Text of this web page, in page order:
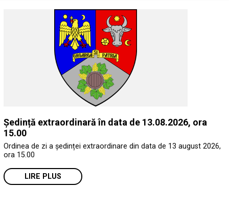
Ședință extraordinară în data de 13.08.2026, ora
15.00
Ordinea de zi a ședinței extraordinare din data de 13 august 2026,
ora 15.00
LIRE PLUS